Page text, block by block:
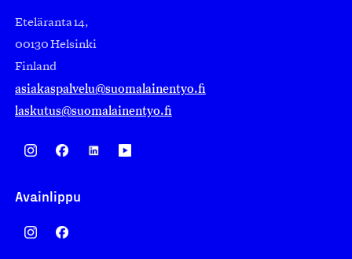
Eteläranta 14,
00130 Helsinki
Finland
asiakaspalvelu@suomalainentyo.fi
laskutus@suomalainentyo.fi
Avainlippu